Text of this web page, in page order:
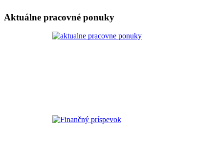
Aktuálne pracovné ponuky